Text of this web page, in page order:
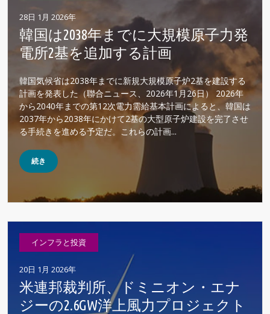
28日 1月 2026年
韓国は2038年までに大規模原子力発
電所2基を追加する計画
韓国気候省は2038年までに新規大規模原子炉2基を建設する
計画を発表した（聯合ニュース、2026年1月26日） 2026年
から2040年までの第12次電力需給基本計画によると、韓国は
2037年から2038年にかけて2基の大型原子炉建設を完了させ
る手続きを進める予定だ。これらの計画...
続き
インフラと投資
20日 1月 2026年
米連邦裁判所、ドミニオン・エナ
ジーの2.6GW洋上風力プロジェクト